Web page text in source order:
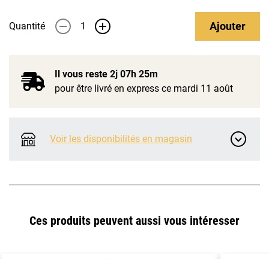
Quantité - + Ajouter
Il vous reste 2j 07h 25m
pour être livré en express ce mardi 11 août
Voir les disponibilités en magasin
Ces produits peuvent aussi vous intéresser